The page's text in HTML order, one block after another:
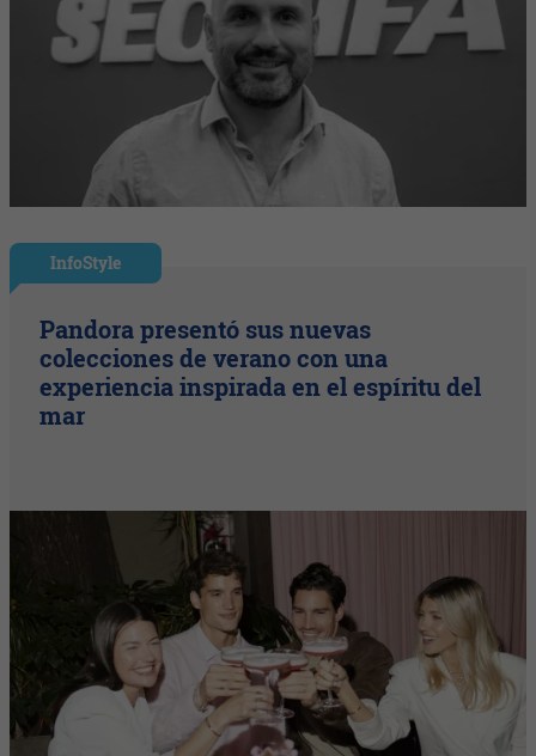
InfoStyle
Pandora presentó sus nuevas
colecciones de verano con una
experiencia inspirada en el espíritu del
mar